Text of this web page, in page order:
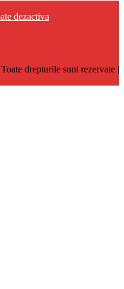
dezactiva
drepturile sunt rezervate |